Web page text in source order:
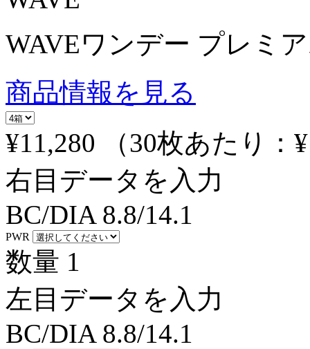
WAVEワンデー プレミ
商品情報を見る
¥11,280
（30枚あたり：
右目データを入力
BC/DIA 8.8/14.1
PWR
数量 1
左目データを入力
BC/DIA 8.8/14.1